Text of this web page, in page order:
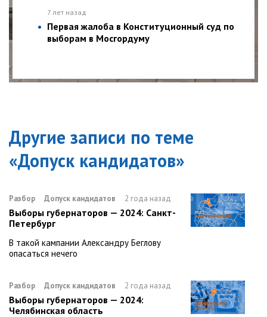
7 лет назад
Первая жалоба в Конституционный суд по
выборам в Мосгордуму
Другие записи по теме
«Допуск кандидатов»
Разбор Допуск кандидатов 2 года назад
Выборы губернаторов — 2024: Санкт-
Петербург
В такой кампании Александру Беглову
опасаться нечего
Разбор Допуск кандидатов 2 года назад
Выборы губернаторов — 2024:
Челябинская область